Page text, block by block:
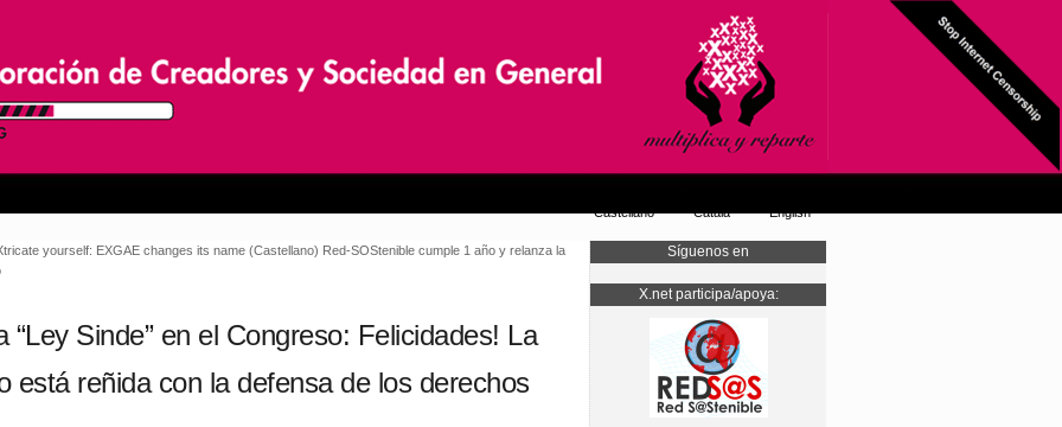
Castellano Català English
yourself: EXGAE changes its name (Castellano) Red-SOStenible cumple 1 año y relanza la
“Ley Sinde” en el Congreso: Felicidades! La
está reñida con la defensa de los derechos
Síguenos en
X.net participa/apoya: